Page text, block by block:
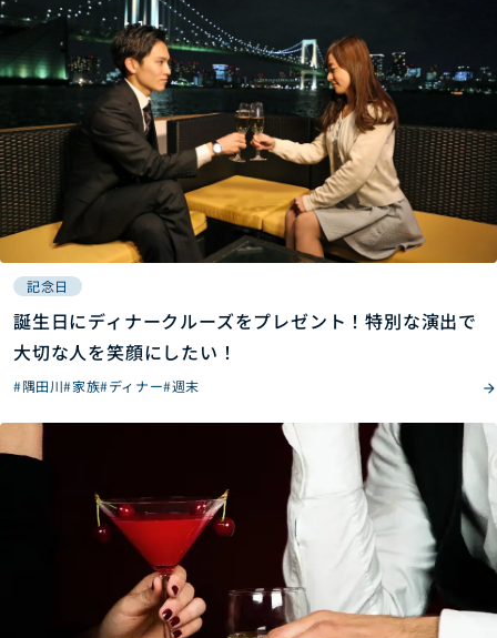
記念日
誕生日にディナークルーズをプレゼント！特別な演出で
大切な人を笑顔にしたい！
#隅田川#家族#ディナー#週末